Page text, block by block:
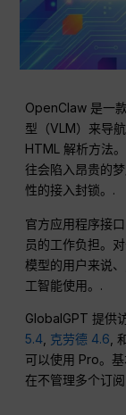
OpenClaw 是一
型（VLM）来导
HTML 解析方法
往会陷入昂贵的梦
性的接入封锁。.
官方应用程序接口
员的工作负担。
模型的用户来说、,
工智能使用。.
GlobalGPT 提供
5.4 克劳德 4.6 ,
可以使用 Pro。
在不管理多个订